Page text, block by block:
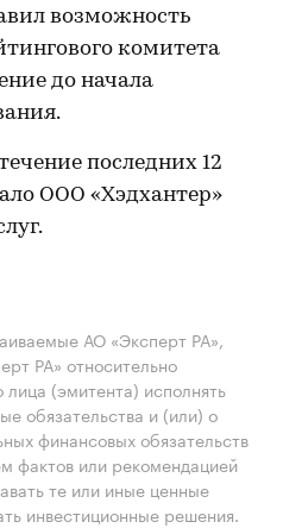
возможность
комитета
до начала
последних 12
ООО «Хэдхантер»
АО «Эксперт РА»,
РА» относительно
(эмитента) исполнять
обязательства и (или) о
финансовых обязательств
фактов или рекомендацией
те или иные ценные
инвестиционные решения.